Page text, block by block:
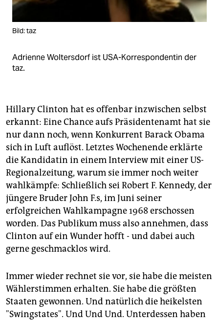
epaper login
Bild: taz
Adrienne Woltersdorf ist USA-Korrespondentin der
taz.
Hillary Clinton hat es offenbar inzwischen selbst
erkannt: Eine Chance aufs Präsidentenamt hat sie
nur dann noch, wenn Konkurrent Barack Obama
sich in Luft auflöst. Letztes Wochenende erklärte
die Kandidatin in einem Interview mit einer US-
Regionalzeitung, warum sie immer noch weiter
wahlkämpfe: Schließlich sei Robert F. Kennedy, der
jüngere Bruder John F.s, im Juni seiner
erfolgreichen Wahlkampagne 1968 erschossen
worden. Das Publikum muss also annehmen, dass
Clinton auf ein Wunder hofft - und dabei auch
gerne geschmacklos wird.
Immer wieder rechnet sie vor, sie habe die meisten
Wählerstimmen erhalten. Sie habe die größten
Staaten gewonnen. Und natürlich die heikelsten
"Swingstates". Und Und Und. Unterdessen haben